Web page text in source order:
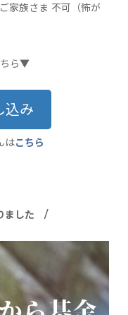
家族さま 不可（怖が
ちら▼
込み
はこちら
ました /